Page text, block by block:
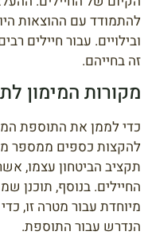
להתמודד עם ההוצאות
ובילויים. עבור חיילים
זה בחייהם.
מקורות המימון
כדי לממן את התוספת
להקצות כספים ממספר
תקציב הביטחון עצמו,
החיילים. בנוסף, תוכנן
מיוחדת עבור מטרה זו,
הנדרש עבור התוספת.